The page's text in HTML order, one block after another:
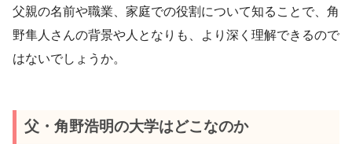
父親の名前や職業、家庭での役割について知ることで、角
野隼人さんの背景や人となりも、より深く理解できるので
はないでしょうか。
父・角野浩明の大学はどこなのか